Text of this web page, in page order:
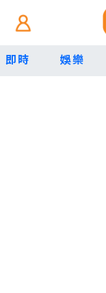
即時 娛樂